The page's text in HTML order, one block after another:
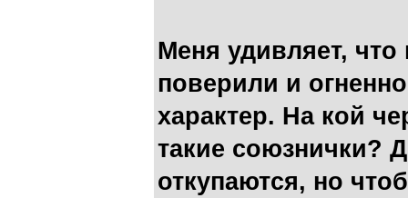
Меня удивляет,
поверили и
характер. На кой
такие союзнички?
откупаются, но